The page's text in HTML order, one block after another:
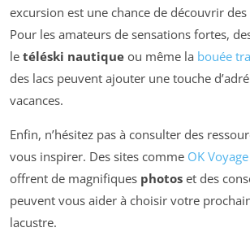
excursion est une chance de découvrir des
Pour les amateurs de sensations fortes,
le téléski nautique ou même la bouée
des lacs peuvent ajouter une touche
vacances.
Enfin, n’hésitez pas à consulter des
vous inspirer. Des sites comme OK Voyage
offrent de magnifiques photos et des
peuvent vous aider à choisir votre
lacustre.